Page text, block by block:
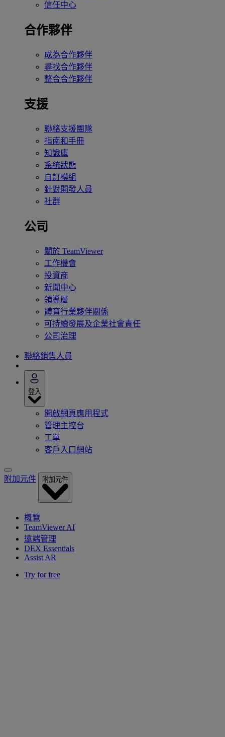
信任中心
合作夥伴
成為合作夥伴
尋找合作夥伴
整合合作夥伴
支援
聯絡支援團隊
指南和手冊
知識庫
系統狀態
自訂模組
針對開發人員
社群
公司
關於 TeamViewer
工作機會
投資商
新聞中心
領導層
體育行業夥伴關係
可持續發展及企業社會責任
公司治理
聯絡銷售人員
登入
開啟網頁應用程式
管理主控台
工單
客戶入口網站
附加元件 附加元件
概覽
TeamViewer AI
遠端管理
DEX Essentials
Assist AR
Try for free